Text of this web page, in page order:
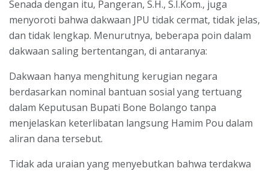
Senada dengan itu, Pangeran, S.H., S.I.Kom., juga
menyoroti bahwa dakwaan JPU tidak cermat, tidak jelas,
dan tidak lengkap. Menurutnya, beberapa poin dalam
dakwaan saling bertentangan, di antaranya:
Dakwaan hanya menghitung kerugian negara
berdasarkan nominal bantuan sosial yang tertuang
dalam Keputusan Bupati Bone Bolango tanpa
menjelaskan keterlibatan langsung Hamim Pou dalam
aliran dana tersebut.
Tidak ada uraian yang menyebutkan bahwa terdakwa